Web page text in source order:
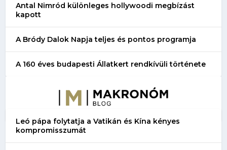
Antal Nimród különleges hollywoodi megbízást
kapott
A Bródy Dalok Napja teljes és pontos programja
A 160 éves budapesti Állatkert rendkívüli története
Leó pápa folytatja a Vatikán és Kína kényes
kompromisszumát